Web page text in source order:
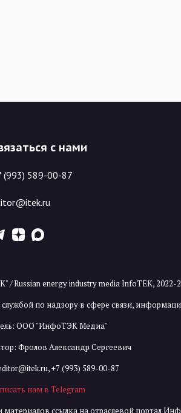
с нами
(993) 589-00-87
Z X
Russian energy industry media InfoTEK, 2022-
по надзору в сфере связи,
ООО "ИнфоТЭК Медиа"
Фролов Александр Сергеевич
,+7 (993) 589-00-87
нам в Telegram
ссылка на отраслевой портал